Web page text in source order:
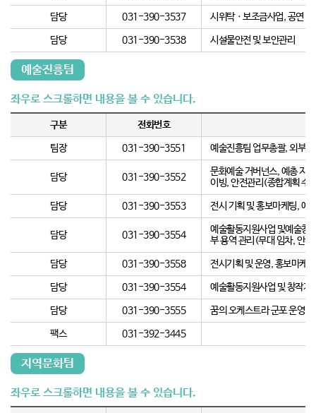
담당 031-390-3537 시위탁ㆍ보조금사업, 공연ㆍ
담당 031-390-3538 시설물안전 및 보안관리
예술진흥팀
구분 전화번호
팀장 031-390-3551 예술진흥팀 업무총괄, 외부
담당 031-390-3552
문화예술 거버넌스, 예총 지
이빙, 안전관리(종합계획 수
담당 031-390-3553 전시 기획 및 홍보마케팅, 예
담당 031-390-3554
예술활동지원사업 및예술창
부 용역 관리(무대 임차, 안
담당 031-390-3558 전시기획 및 운영, 홍보마케
담당 031-390-3554 예술활동지원사업 및 창작지
담당 031-390-3555 꿈의 오케스트라 군포 운영,
팩스 031-392-3445
지역문화팀